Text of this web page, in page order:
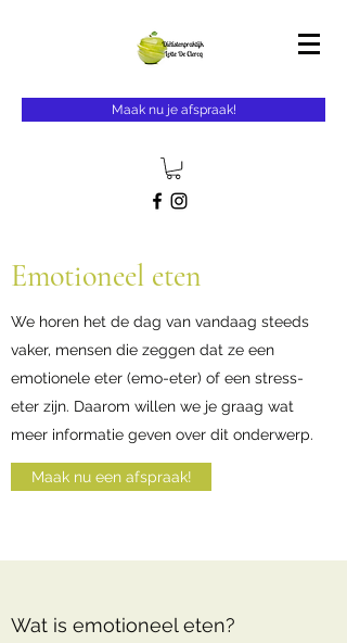
Maak nu je afspraak!
Emotioneel eten
We horen het de dag van vandaag steeds
vaker, mensen die zeggen dat ze een
emotionele eter (emo-eter) of een stress-
eter zijn. Daarom willen we je graag wat
meer informatie geven over dit onderwerp.
Maak nu een afspraak!
Wat is emotioneel eten?